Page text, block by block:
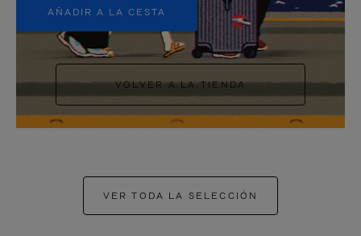
AÑADIR A LA CESTA
VOLVER A LA TIENDA
VER TODA LA SELECCIÓN